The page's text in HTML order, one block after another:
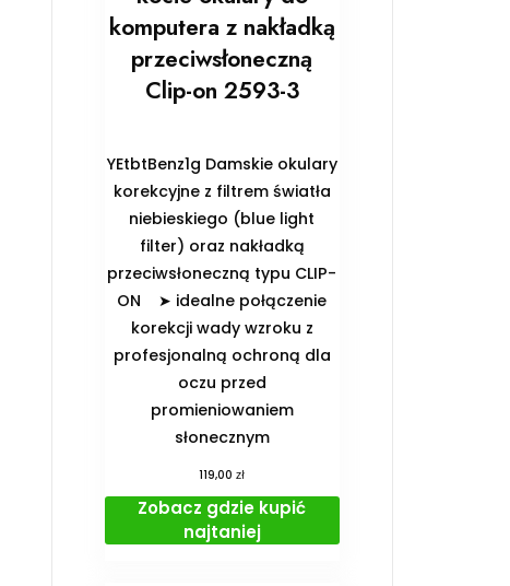
komputera z nakładką
przeciwsłoneczną
Clip-on 2593-3
YEtbtBenz1g Damskie okulary
korekcyjne z filtrem światła
niebieskiego (blue light
filter) oraz nakładką
przeciwsłoneczną typu CLIP-
ON ➤ idealne połączenie
korekcji wady wzroku z
profesjonalną ochroną dla
oczu przed
promieniowaniem
słonecznym
119,00zł
Zobacz gdzie kupić
najtaniej